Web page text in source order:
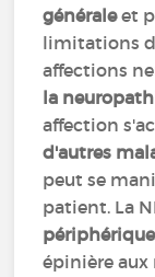
généraleet
limitations
affections
la
affection
d'autres
peut se
patient. La
périphérique
épinière aux